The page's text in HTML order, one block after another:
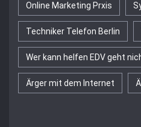
Online Marketing Prxis
Techniker Telefon Berlin
Wer kann helfen EDV geht
Ärger mit dem Internet